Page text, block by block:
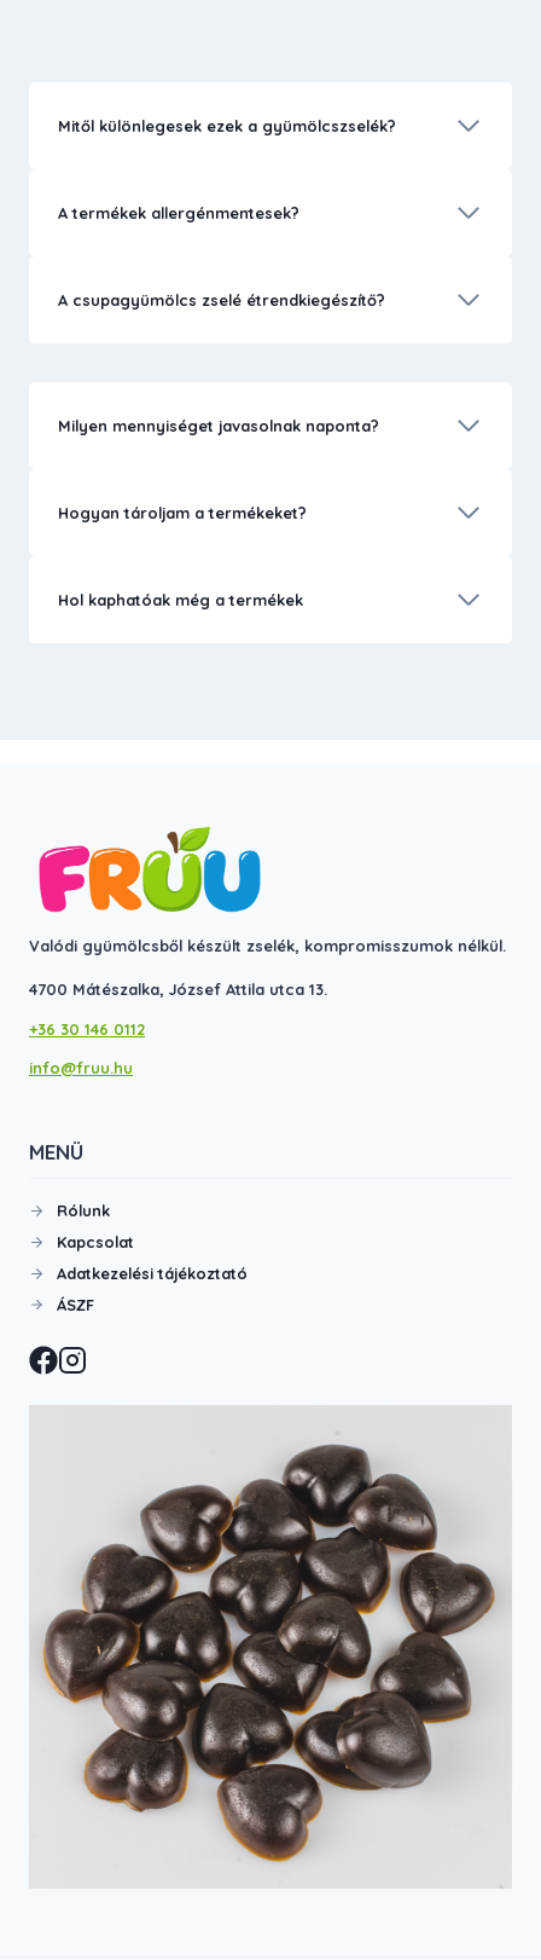
Mitől különlegesek ezek a gyümölcszselék?
A termékek allergénmentesek?
A csupagyümölcs zselé étrendkiegészítő?
Milyen mennyiséget javasolnak naponta?
Hogyan tároljam a termékeket?
Hol kaphatóak még a termékek
Valódi gyümölcsből készült zselék, kompromisszumok nélkül.
4700 Mátészalka, József Attila utca 13.
+36 30 146 0112
info@fruu.hu
MENÜ
Rólunk
Kapcsolat
Adatkezelési tájékoztató
ÁSZF